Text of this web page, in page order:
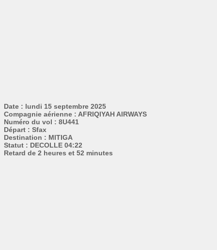
Date : lundi 15 septembre 2025
Compagnie aérienne : AFRIQIYAH AIRWAYS
Numéro du vol : 8U441
Départ : Sfax
Destination : MITIGA
Statut : DECOLLE 04:22
Retard de 2 heures et 52 minutes